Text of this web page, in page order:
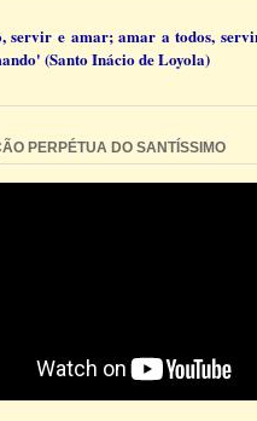
servir e amar; amar a todos,
(Santo Inácio de Loyola)
PERPÉTUA DO SANTÍSSIMO